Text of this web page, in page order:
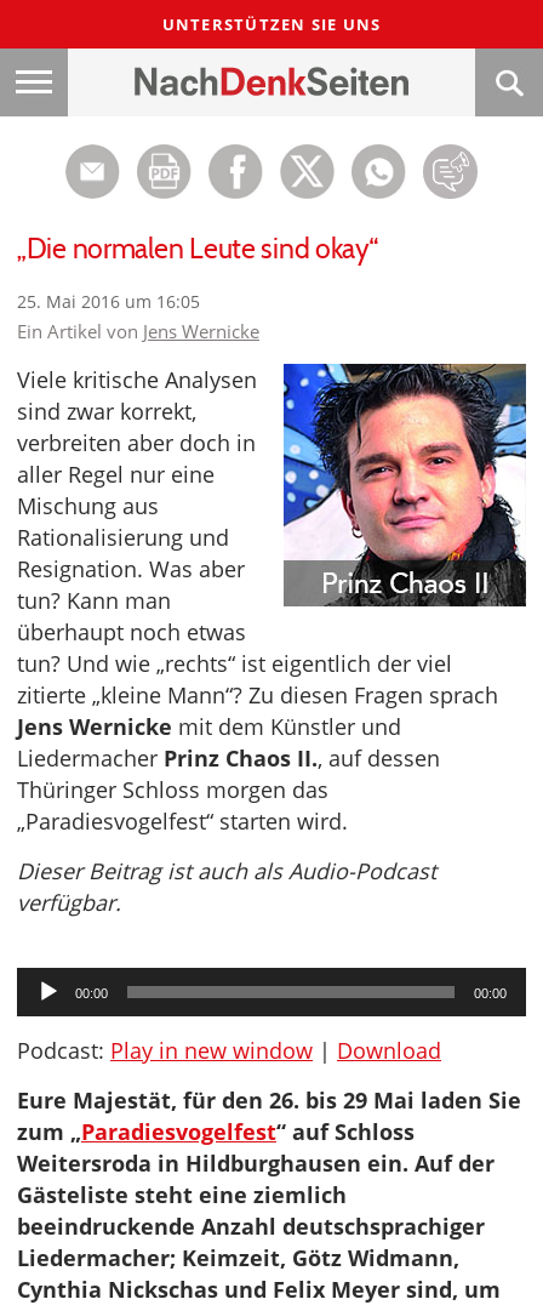
UNTERSTÜTZEN SIE UNS
„Die normalen Leute sind okay“
25. Mai 2016 um 16:05
Ein Artikel von Jens Wernicke
Viele kritische Analysen
sind zwar korrekt,
verbreiten aber doch in
aller Regel nur eine
Mischung aus
Rationalisierung und
Resignation. Was aber
tun? Kann man
überhaupt noch etwas
tun? Und wie „rechts“ ist eigentlich der viel
zitierte „kleine Mann“? Zu diesen Fragen sprach
Jens Wernicke mit dem Künstler und
Liedermacher Prinz Chaos II., auf dessen
Thüringer Schloss morgen das
„Paradiesvogelfest“ starten wird.
Dieser Beitrag ist auch als Audio-Podcast
verfügbar.
Audio-
Player
00:00 00:00
Podcast: Play in new window | Download
Eure Majestät, für den 26. bis 29 Mai laden Sie
zum „Paradiesvogelfest“ auf Schloss
Weitersroda in Hildburghausen ein. Auf der
Gästeliste steht eine ziemlich
beeindruckende Anzahl deutschsprachiger
Liedermacher; Keimzeit, Götz Widmann,
Cynthia Nickschas und Felix Meyer sind, um